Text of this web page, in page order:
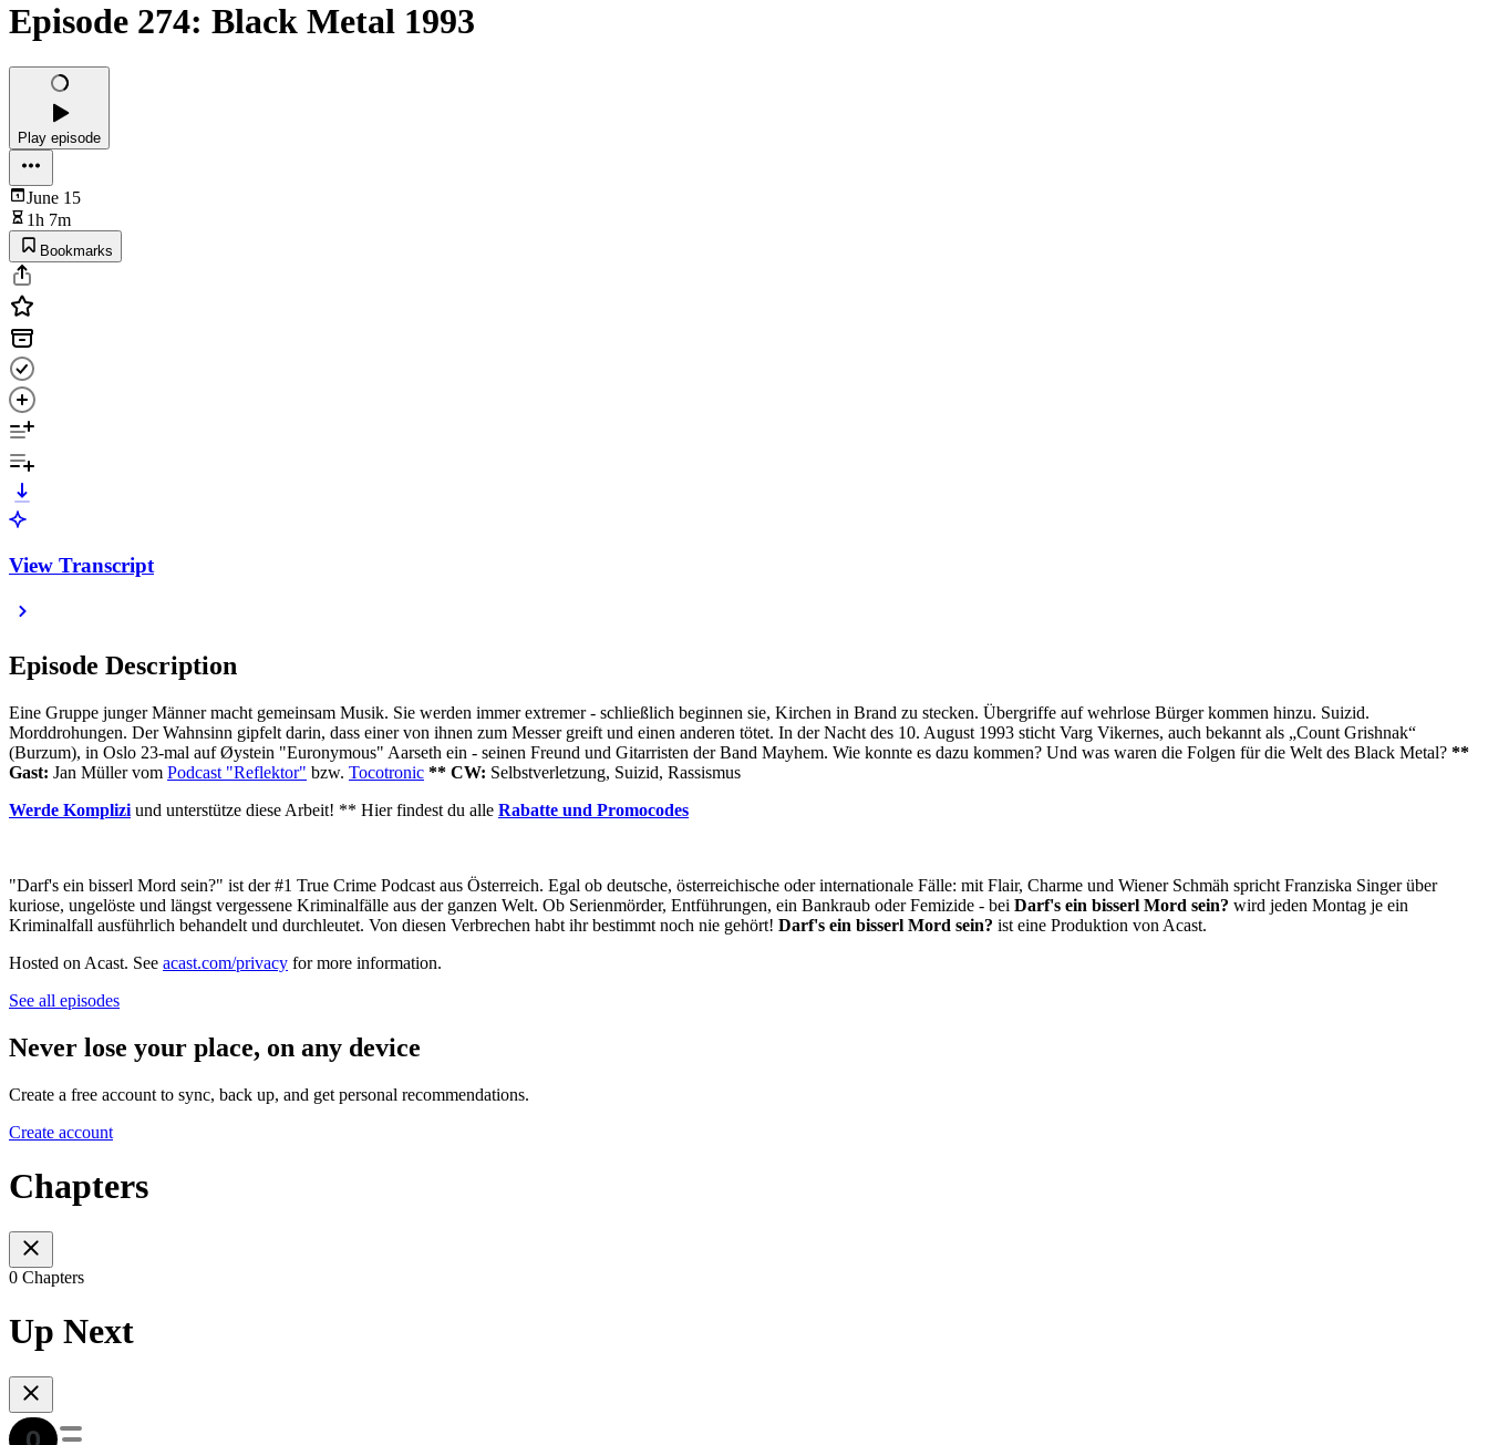
Episode 274: Black Metal 1993
Play episode
June 15
1h 7m
Bookmarks
View Transcript
Episode Description
Eine Gruppe junger Männer macht gemeinsam Musik. Sie werden immer extremer - schließlich beginnen sie, Kirchen in Brand zu stecken. Übergriffe auf wehrlose Bürger kommen hinzu. Suizid.
Morddrohungen. Der Wahnsinn gipfelt darin, dass einer von ihnen zum Messer greift und einen anderen tötet. In der Nacht des 10. August 1993 sticht Varg Vikernes, auch bekannt als „Count Grishnak“
(Burzum), in Oslo 23-mal auf Øystein "Euronymous" Aarseth ein - seinen Freund und Gitarristen der Band Mayhem. Wie konnte es dazu kommen? Und was waren die Folgen für die Welt des Black Metal? **
Gast: Jan Müller vom Podcast "Reflektor" bzw. Tocotronic ** CW: Selbstverletzung, Suizid, Rassismus
Werde Komplizi und unterstütze diese Arbeit! ** Hier findest du alle Rabatte und Promocodes
"Darf's ein bisserl Mord sein?" ist der #1 True Crime Podcast aus Österreich. Egal ob deutsche, österreichische oder internationale Fälle: mit Flair, Charme und Wiener Schmäh spricht Franziska Singer über
kuriose, ungelöste und längst vergessene Kriminalfälle aus der ganzen Welt. Ob Serienmörder, Entführungen, ein Bankraub oder Femizide - bei Darf's ein bisserl Mord sein? wird jeden Montag je ein
Kriminalfall ausführlich behandelt und durchleutet. Von diesen Verbrechen habt ihr bestimmt noch nie gehört! Darf's ein bisserl Mord sein? ist eine Produktion von Acast.
Hosted on Acast. See acast.com/privacy for more information.
See all episodes
Never lose your place, on any device
Create a free account to sync, back up, and get personal recommendations.
Create account
Chapters
0 Chapters
Up Next